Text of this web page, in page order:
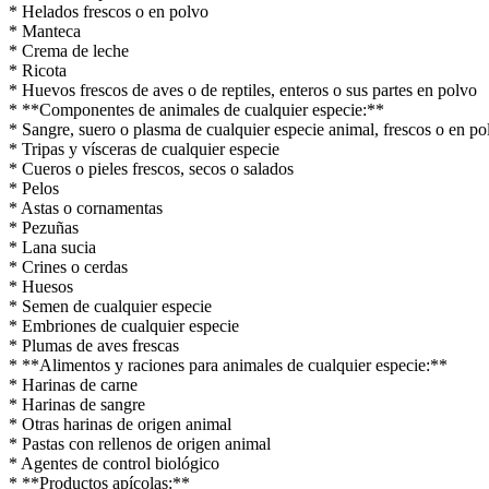
* Helados frescos o en polvo
* Manteca
* Crema de leche
* Ricota
* Huevos frescos de aves o de reptiles, enteros o sus partes en polvo
* **Componentes de animales de cualquier especie:**
* Sangre, suero o plasma de cualquier especie animal, frescos o en
* Tripas y vísceras de cualquier especie
* Cueros o pieles frescos, secos o salados
* Pelos
* Astas o cornamentas
* Pezuñas
* Lana sucia
* Crines o cerdas
* Huesos
* Semen de cualquier especie
* Embriones de cualquier especie
* Plumas de aves frescas
* **Alimentos y raciones para animales de cualquier especie:**
* Harinas de carne
* Harinas de sangre
* Otras harinas de origen animal
* Pastas con rellenos de origen animal
* Agentes de control biológico
* **Productos apícolas:**